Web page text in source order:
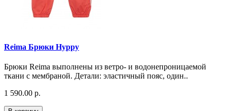
Reima Брюки Hyppy
Брюки Reima выполнены из ветро- и водонепроницаемой
ткани с мембраной. Детали: эластичный пояс, один..
1 590.00 р.